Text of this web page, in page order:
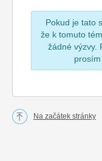
Pokud je tato
že k tomuto
žádné výzvy.
prosím
Na začátek stránky